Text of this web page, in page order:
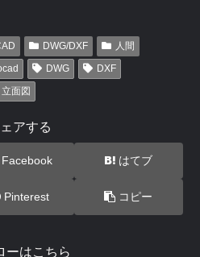
DWG/DXF
人間
DWG
DXF
立面図
アする
Facebook はてブ
Pinterest コピー
ーはこちら